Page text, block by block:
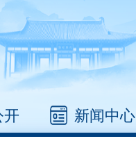
开 新闻中心